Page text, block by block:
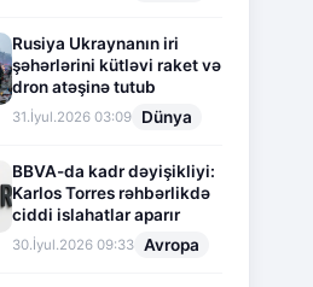
Rusiya Ukraynanın iri
şəhərlərini kütləvi raket və
dron atəşinə tutub
31.İyul.2026 03:09 Dünya
BBVA-da kadr dəyişikliyi:
Karlos Torres rəhbərlikdə
ciddi islahatlar aparır
30.İyul.2026 09:33 Avropa